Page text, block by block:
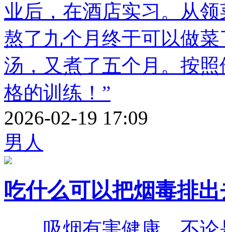
业后，在酒店实习。从
熬了九个月终于可以做
汤，又煮了五个月。按
格的训练！”
2026-02-19 17:09
男人
吃什么可以把烟毒排